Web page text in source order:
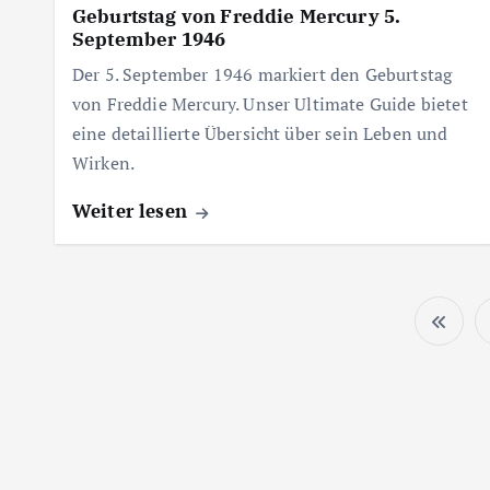
Geburtstag von Freddie Mercury 5.
September 1946
Der 5. September 1946 markiert den Geburtstag
von Freddie Mercury. Unser Ultimate Guide bietet
eine detaillierte Übersicht über sein Leben und
Wirken.
Weiter lesen